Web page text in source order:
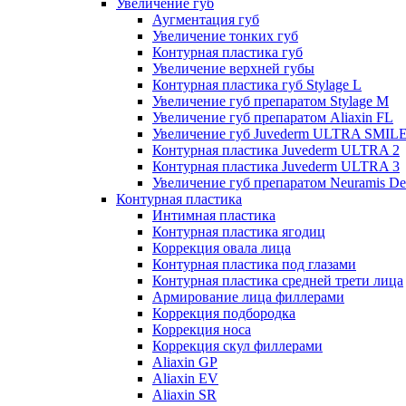
Увеличение губ
Аугментация губ
Увеличение тонких губ
Контурная пластика губ
Увеличение верхней губы
Контурная пластика губ Stylage L
Увеличение губ препаратом Stylage M
Увеличение губ препаратом Aliaxin FL
Увеличение губ Juvederm ULTRA
Контурная пластика Juvederm ULTRA 2
Контурная пластика Juvederm ULTRA 3
Увеличение губ препаратом Neuramis
Контурная пластика
Интимная пластика
Контурная пластика ягодиц
Коррекция овала лица
Контурная пластика под глазами
Контурная пластика средней трети лица
Армирование лица филлерами
Коррекция подбородка
Коррекция носа
Коррекция скул филлерами
Aliaxin GP
Aliaxin EV
Aliaxin SR